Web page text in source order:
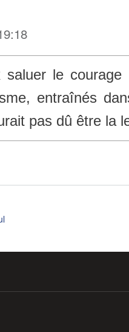
le courage
entraînés
pas dû être la